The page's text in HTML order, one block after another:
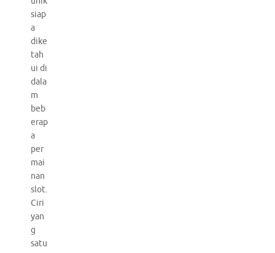
siap
a
dike
tah
ui di
dala
m
beb
erap
a
per
mai
nan
slot.
Ciri
yan
g
satu